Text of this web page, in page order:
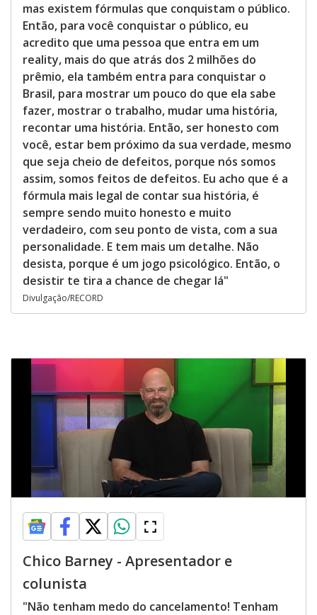
mas existem fórmulas que conquistam o público.
Então, para você conquistar o público, eu
acredito que uma pessoa que entra em um
reality, mais do que atrás dos 2 milhões do
prêmio, ela também entra para conquistar o
Brasil, para mostrar um pouco do que ela sabe
fazer, mostrar o trabalho, mudar uma história,
recontar uma história. Então, ser honesto com
você, estar bem próximo da sua verdade, mesmo
que seja cheio de defeitos, porque nós somos
assim, somos feitos de defeitos. Eu acho que é a
fórmula mais legal de contar sua história, é
sempre sendo muito honesto e muito
verdadeiro, com seu ponto de vista, com a sua
personalidade. E tem mais um detalhe. Não
desista, porque é um jogo psicológico. Então, o
desistir te tira a chance de chegar lá"
Divulgação/RECORD
Chico Barney - Apresentador e
colunista
"Não tenham medo do cancelamento! Tenham